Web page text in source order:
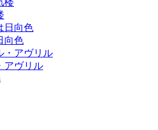
向色
アヴリル